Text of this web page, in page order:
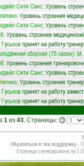
Сити Санс: Уровень
: Уровень строения
Сити Санс: Уровень
: Уровень строения
принят на работу
сборная (75 сезон): М.
: Уровень строения
Сити Санс: Уровень
: Уровень строения
принят на работу
принят на работу
1 из 43. Страницы:
Обратиться в тех.поддержку-
Страница сгенерирована за